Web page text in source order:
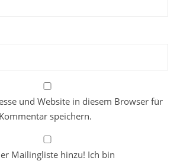
und Website in diesem Browser für
speichern.
Mailingliste hinzu! Ich bin